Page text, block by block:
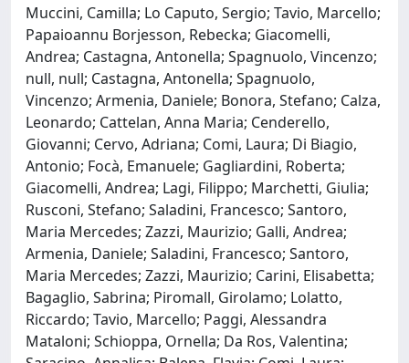
Muccini, Camilla; Lo Caputo, Sergio; Tavio, Marcello;
Papaioannu Borjesson, Rebecka; Giacomelli,
Andrea; Castagna, Antonella; Spagnuolo, Vincenzo;
null, null; Castagna, Antonella; Spagnuolo,
Vincenzo; Armenia, Daniele; Bonora, Stefano; Calza,
Leonardo; Cattelan, Anna Maria; Cenderello,
Giovanni; Cervo, Adriana; Comi, Laura; Di Biagio,
Antonio; Focà, Emanuele; Gagliardini, Roberta;
Giacomelli, Andrea; Lagi, Filippo; Marchetti, Giulia;
Rusconi, Stefano; Saladini, Francesco; Santoro,
Maria Mercedes; Zazzi, Maurizio; Galli, Andrea;
Armenia, Daniele; Saladini, Francesco; Santoro,
Maria Mercedes; Zazzi, Maurizio; Carini, Elisabetta;
Bagaglio, Sabrina; Piromall, Girolamo; Lolatto,
Riccardo; Tavio, Marcello; Paggi, Alessandra
Mataloni; Schioppa, Ornella; Da Ros, Valentina;